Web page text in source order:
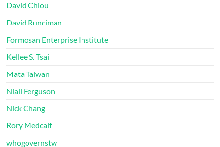
David Chiou
David Runciman
Formosan Enterprise Institute
Kellee S. Tsai
Mata Taiwan
Niall Ferguson
Nick Chang
Rory Medcalf
whogovernstw